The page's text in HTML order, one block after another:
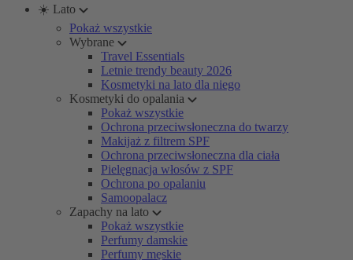
☀️ Lato
Pokaż wszystkie
Wybrane
Travel Essentials
Letnie trendy beauty 2026
Kosmetyki na lato dla niego
Kosmetyki do opalania
Pokaż wszystkie
Ochrona przeciwsłoneczna do twarzy
Makijaż z filtrem SPF
Ochrona przeciwsłoneczna dla ciała
Pielęgnacja włosów z SPF
Ochrona po opalaniu
Samoopalacz
Zapachy na lato
Pokaż wszystkie
Perfumy damskie
Perfumy męskie